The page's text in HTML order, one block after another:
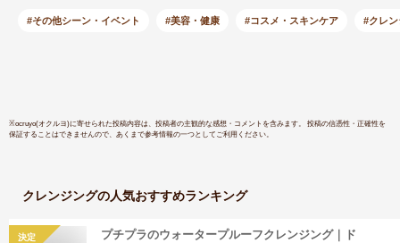
製 ヒト
ーフォッ
#その他シーン・イベント #美容・健康 #コスメ・スキンケア #クレ
※ocruyo(オクルヨ)に寄せられた投稿内容は、投稿者の主観的な感想・コメントを含みます。 投稿の信憑性・正確性を
保証することはできませんので、あくまで参考情報の一つとしてご利用ください。
クレンジングの人気おすすめランキング
決定
プチプラのウォータープルーフクレンジング｜ド